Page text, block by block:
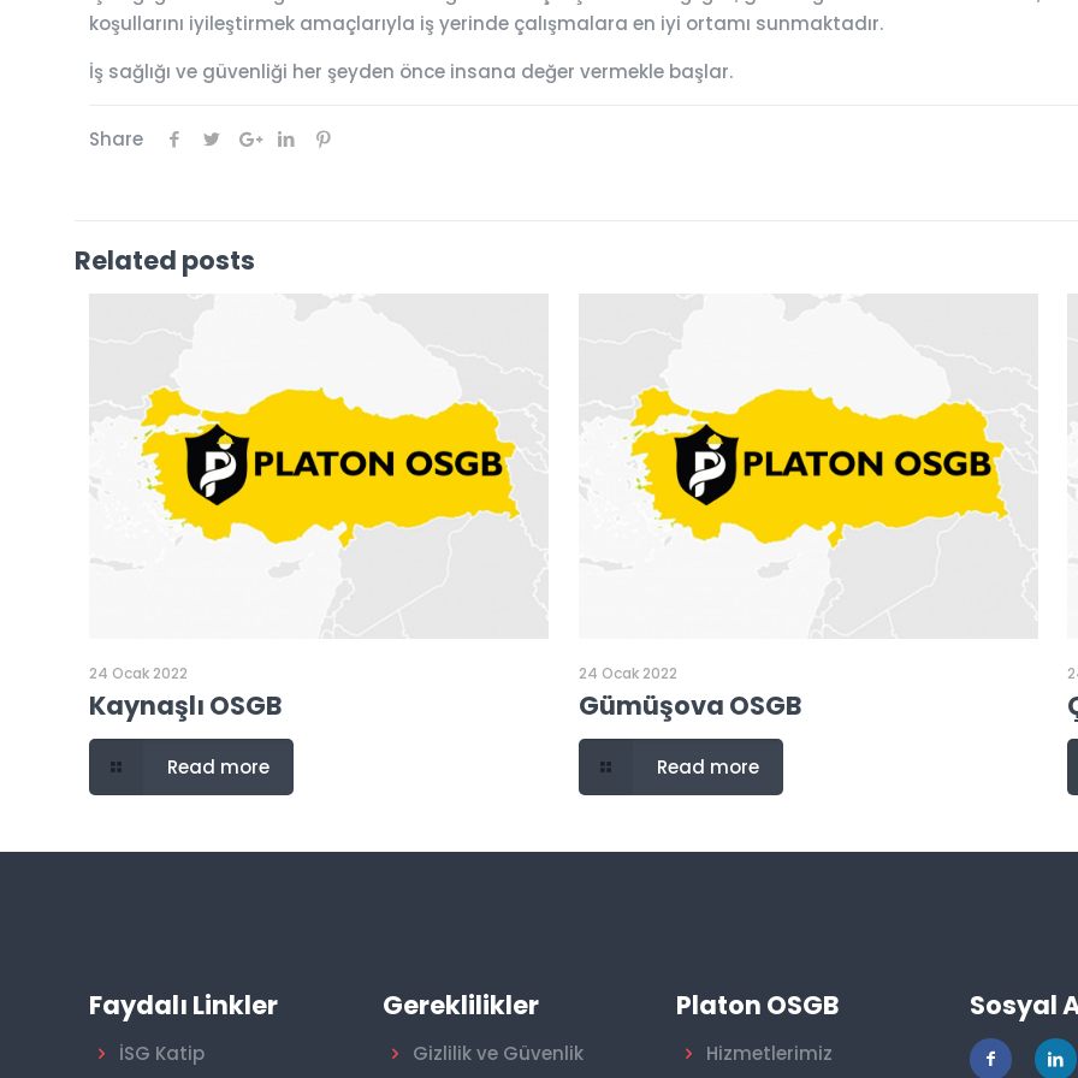
koşullarını iyileştirmek amaçlarıyla iş yerinde çalışmalara en iyi ortamı sunmaktadır.
İş sağlığı ve güvenliği her şeyden önce insana değer vermekle başlar.
Share
Related posts
24 Ocak 2022
Kaynaşlı OSGB
Read more
24 Ocak 2022
Gümüşova OSGB
Read more
Faydalı Linkler
İSG Katip
Gereklilikler
Gizlilik ve Güvenlik
Platon OSGB
Hizmetlerimiz
Sosyal